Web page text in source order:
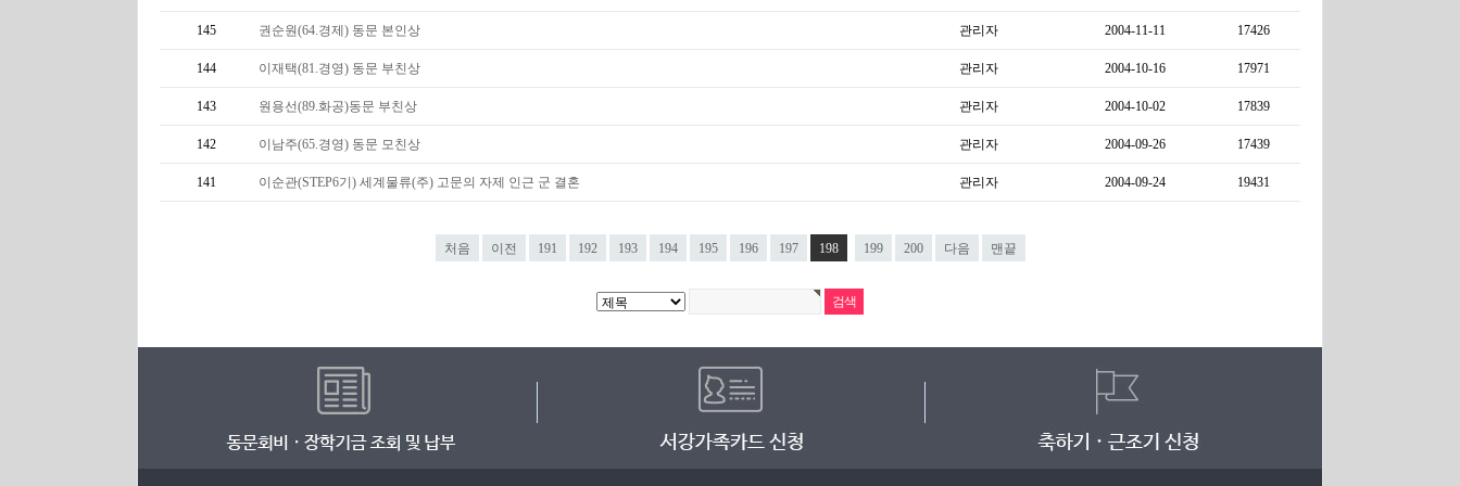
145 권순원(64.경제) 동문 본인상 관리자 2004-11-11 17426
144 이재택(81.경영) 동문 부친상 관리자 2004-10-16 17971
143 원용선(89.화공)동문 부친상 관리자 2004-10-02 17839
142 이남주(65.경영) 동문 모친상 관리자 2004-09-26 17439
141 이순관(STEP6기) 세계물류(주) 고문의 자제 인근 군 결혼 관리자 2004-09-24 19431
처음 이전 191 192 193 194 195 196 197 198 199 200 다음 맨끝